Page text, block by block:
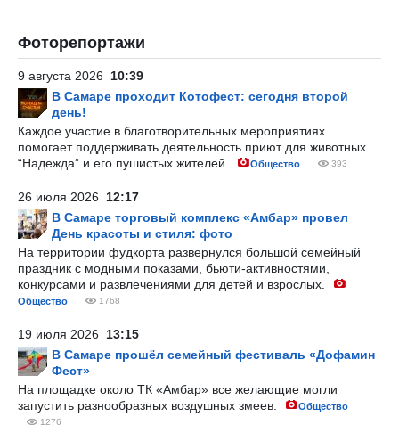
Фоторепортажи
9 августа 2026 10:39
В Самаре проходит Котофест: сегодня второй
день!
Каждое участие в благотворительных мероприятиях
помогает поддерживать деятельность приют для животных
“Надежда” и его пушистых жителей.
Общество 393
26 июля 2026 12:17
В Самаре торговый комплекс «Амбар» провел
День красоты и стиля: фото
На территории фудкорта развернулся большой семейный
праздник с модными показами, бьюти-активностями,
конкурсами и развлечениями для детей и взрослых.
Общество 1768
19 июля 2026 13:15
В Самаре прошёл семейный фестиваль «Дофамин
Фест»
На площадке около ТК «Амбар» все желающие могли
запустить разнообразных воздушных змеев.
Общество
1276